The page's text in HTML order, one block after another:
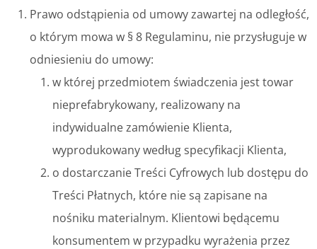
Prawo odstąpienia od umowy zawartej na odległość,
o którym mowa w § 8 Regulaminu, nie przysługuje w
odniesieniu do umowy:
w której przedmiotem świadczenia jest towar
nieprefabrykowany, realizowany na
indywidualne zamówienie Klienta,
wyprodukowany według specyfikacji Klienta,
o dostarczanie Treści Cyfrowych lub dostępu do
Treści Płatnych, które nie są zapisane na
nośniku materialnym. Klientowi będącemu
konsumentem w przypadku wyrażenia przez